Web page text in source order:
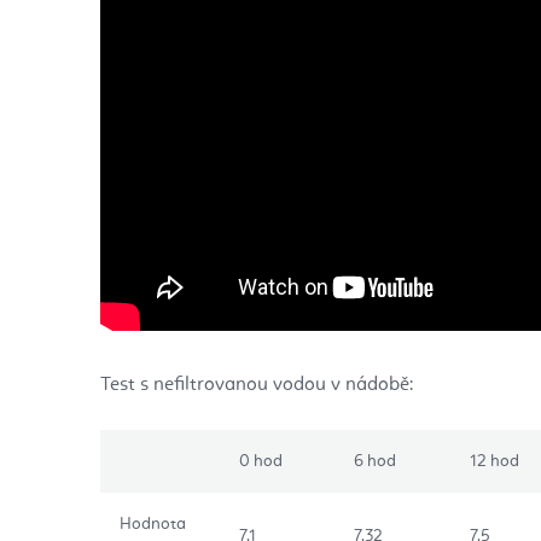
Test s nefiltrovanou vodou v nádobě:
0 hod 6 hod 12 hod
Hodnota
7,1 7,32 7,5